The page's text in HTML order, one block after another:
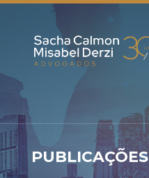
PUBLICAÇÕES